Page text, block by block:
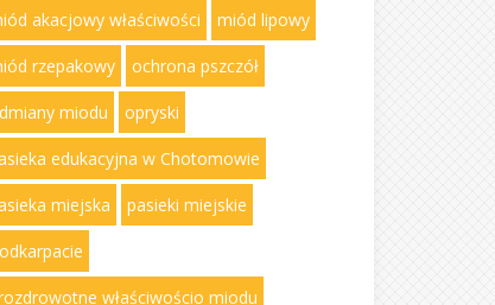
akacjowy właściwości miód lipowy
rzepakowy ochrona pszczół
miodu opryski
edukacyjna w Chotomowie
miejska pasieki miejskie
właściwościo miodu